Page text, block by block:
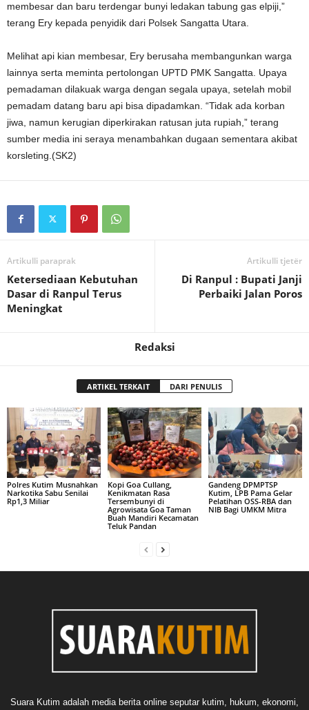
membesar dan baru terdengar bunyi ledakan tabung gas elpiji,”
terang Ery kepada penyidik dari Polsek Sangatta Utara.
Melihat api kian membesar, Ery berusaha membangunkan warga
lainnya serta meminta pertolongan UPTD PMK Sangatta. Upaya
pemadaman dilakuak warga dengan segala upaya, setelah mobil
pemadam datang baru api bisa dipadamkan. “Tidak ada korban
jiwa, namun kerugian diperkirakan ratusan juta rupiah,” terang
sumber media ini seraya menambahkan dugaan sementara akibat
korsleting.(SK2)
Artikulli paraprak
Ketersediaan Kebutuhan
Dasar di Ranpul Terus
Meningkat
Artikulli tjetër
Di Ranpul : Bupati Janji
Perbaiki Jalan Poros
Redaksi
ARTIKEL TERKAIT DARI PENULIS
Polres Kutim Musnahkan
Narkotika Sabu Senilai
Rp1,3 Miliar
Kopi Goa Cullang,
Kenikmatan Rasa
Tersembunyi di
Agrowisata Goa Taman
Buah Mandiri Kecamatan
Teluk Pandan
Gandeng DPMPTSP
Kutim, LPB Pama Gelar
Pelatihan OSS-RBA dan
NIB Bagi UMKM Mitra
Suara Kutim adalah media berita online seputar kutim, hukum, ekonomi,